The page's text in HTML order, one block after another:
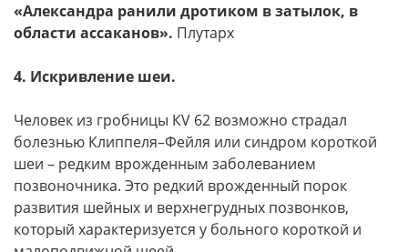
«Александра ранили дротиком в затылок, в
области ассаканов». Плутарх
4. Искривление шеи.
Человек из гробницы КV 62 возможно страдал
болезнью Клиппеля–Фейля или синдром короткой
шеи – редким врожденным заболеванием
позвоночника. Это редкий врожденный порок
развития шейных и верхнегрудных позвонков,
который характеризуется у больного короткой и